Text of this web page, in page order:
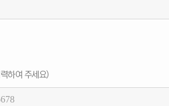
하여 주세요)